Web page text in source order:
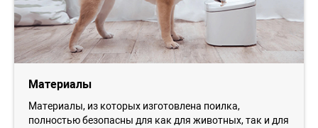
Материалы
Материалы, из которых изготовлена поилка,
полностью безопасны для как для животных, так и для